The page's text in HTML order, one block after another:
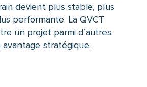
devient plus stable, plus
performante. La QVCT
un projet parmi d’autres.
stratégique.